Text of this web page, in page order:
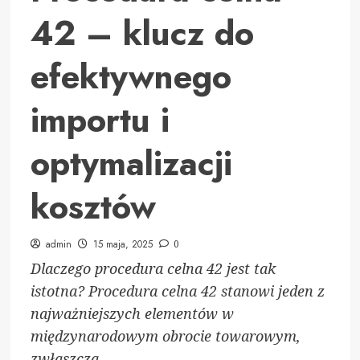
42 – klucz do
efektywnego
importu i
optymalizacji
kosztów
admin 15 maja, 2025 0
Dlaczego procedura celna 42 jest tak
istotna? Procedura celna 42 stanowi jeden z
najważniejszych elementów w
międzynarodowym obrocie towarowym,